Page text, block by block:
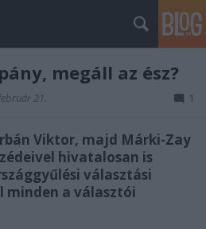
megáll az ész?
21. 1
Viktor, majd Márki-Zay
hivatalosan is
választási
minden a választói